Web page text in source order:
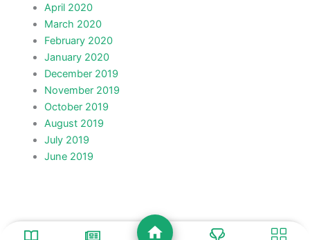
April 2020
March 2020
February 2020
January 2020
December 2019
November 2019
October 2019
August 2019
July 2019
June 2019